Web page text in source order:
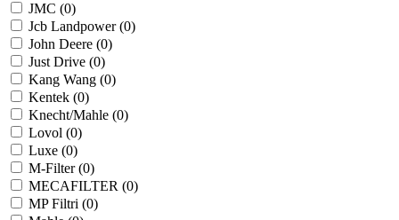
JMC (0)
Jcb Landpower (0)
John Deere (0)
Just Drive (0)
Kang Wang (0)
Kentek (0)
Knecht/Mahle (0)
Lovol (0)
Luxe (0)
M-Filter (0)
MECAFILTER (0)
MP Filtri (0)